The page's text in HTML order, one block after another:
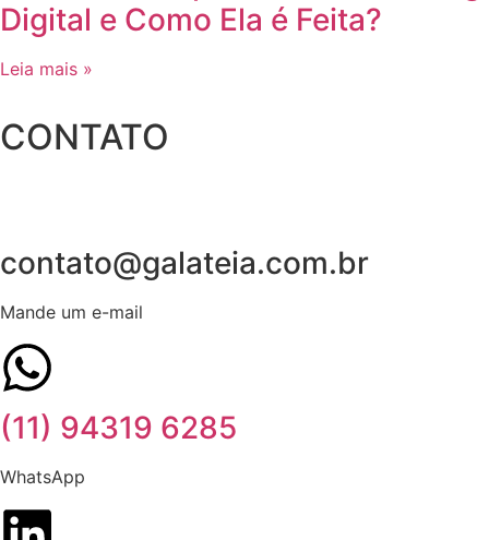
Digital e Como Ela é Feita?
Leia mais »
CONTATO
contato@galateia.com.br
Mande um e-mail
(11) 94319 6285
WhatsApp